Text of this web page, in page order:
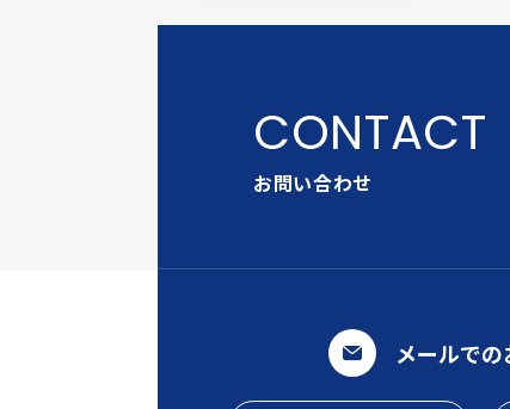
お問い合わせ
メールで